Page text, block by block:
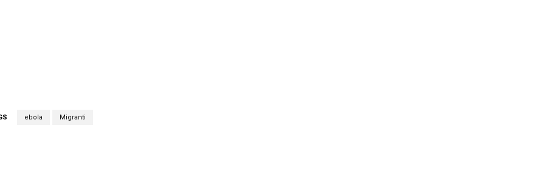
ebola Migranti